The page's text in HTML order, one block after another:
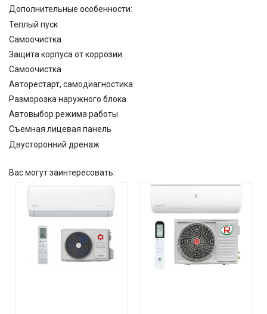
Дополнительные особенности:
Теплый пуск
Самоочистка
Защита корпуса от коррозии
Самоочистка
Авторестарт, самодиагностика
Разморозка наружного блока
Автовыбор режима работы
Съемная лицевая панель
Двусторонний дренаж
Вас могут заинтересовать: